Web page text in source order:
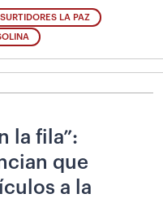
SURTIDORES LA PAZ
la fila”:
que
a la